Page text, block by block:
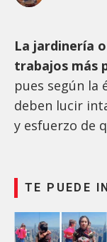
La jardinería
trabajos más
pues según la
deben lucir
y esfuerzo de
TE PUEDE